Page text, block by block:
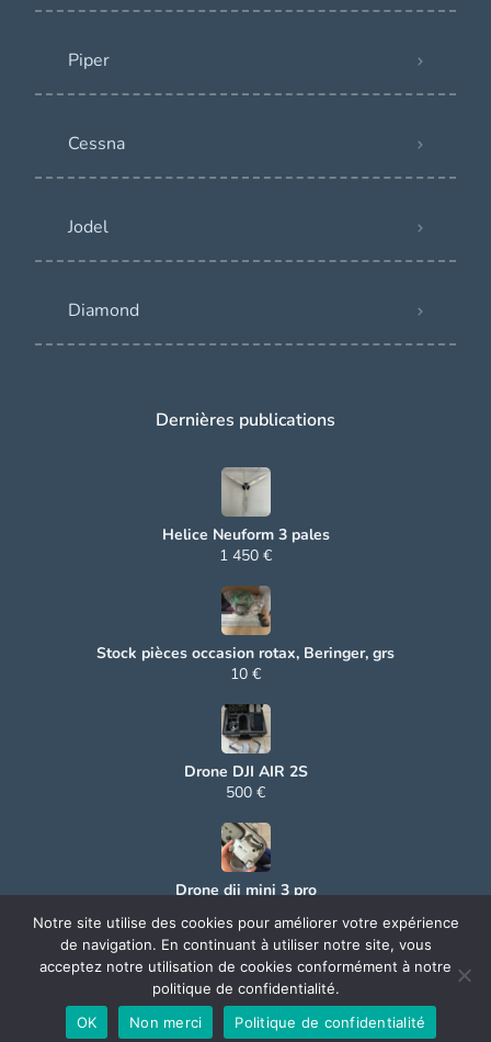
Piper
Cessna
Jodel
Diamond
Dernières publications
Helice Neuform 3 pales
1 450 €
Stock pièces occasion rotax, Beringer, grs
10 €
Drone DJI AIR 2S
500 €
Drone dji mini 3 pro
© 2025 Aerocoin. All rights reserved.
Notre site utilise des cookies pour améliorer votre expérience
de navigation. En continuant à utiliser notre site, vous
acceptez notre utilisation de cookies conformément à notre
politique de confidentialité.
OK
Non merci Politique de confidentialité